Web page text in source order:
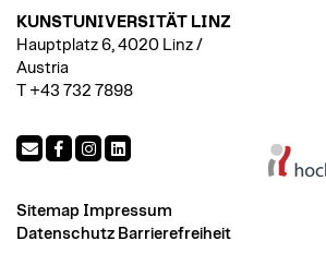
KUNSTUNIVERSITÄT LINZ
Hauptplatz 6, 4020 Linz /
Austria
T +43 732 7898
Sitemap Impressum
Datenschutz Barrierefreiheit